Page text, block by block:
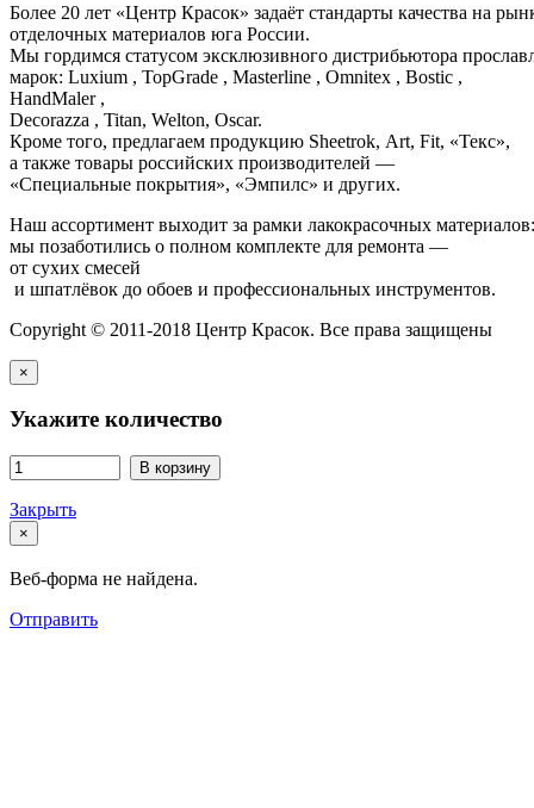
Более 20 лет «Центр Красок» задаёт стандарты качества на
отделочных материалов юга России.
Мы гордимся статусом эксклюзивного дистрибьютора
марок: Luxium , TopGrade , Masterline , Omnitex , Bostic ,
HandMaler ,
Decorazza , Titan, Welton, Oscar.
Кроме того, предлагаем продукцию Sheetrok, Art, Fit, «Текс»,
а также товары российских производителей —
«Специальные покрытия», «Эмпилс» и других.
Наш ассортимент выходит за рамки лакокрасочных
мы позаботились о полном комплекте для ремонта —
от сухих смесей
и шпатлёвок до обоев и профессиональных инструментов.
Copyright © 2011-2018 Центр Красок. Все права защищены
×
Укажите количество
В корзину
Закрыть
×
Веб-форма не найдена.
Отправить